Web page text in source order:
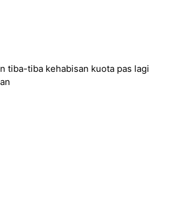
tiba-tiba kehabisan kuota pas lagi